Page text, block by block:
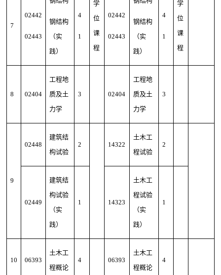
7
02442
02443
钢结构
（实
践）
4
1
学
位
课
程
02442
02443
钢结构
（实
践）
4
1
学
位
课
程
8 02404
工程地
质及土
力学
3 02404
工程地
质及土
力学
3
9
02448
建筑结
构试验
2 14322
土木工
程试验
2
02449
建筑结
构试验
（实
践）
1 14323
土木工
程试验
（实
践）
1
10 06393
土木工
程概论
4 06393
土木工
程概论
4